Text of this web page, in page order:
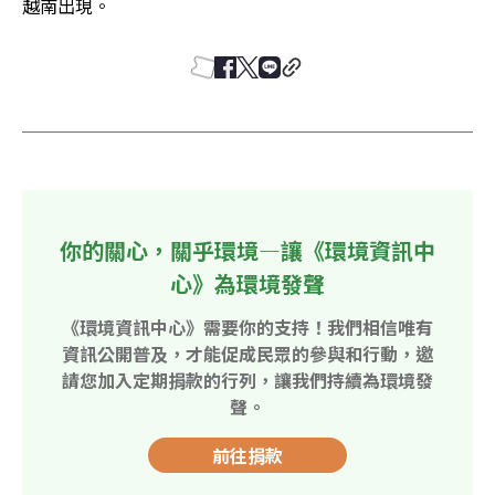
越南出現。
你的關心，關乎環境—讓《環境資訊中
心》為環境發聲
《環境資訊中心》需要你的支持！我們相信唯有
資訊公開普及，才能促成民眾的參與和行動，邀
請您加入定期捐款的行列，讓我們持續為環境發
聲。
前往捐款